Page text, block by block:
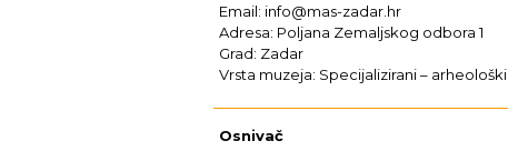
Email: info@mas-zadar.hr
Adresa: Poljana Zemaljskog odbora 1
Grad: Zadar
Vrsta muzeja: Specijalizirani – arheološki
Osnivač